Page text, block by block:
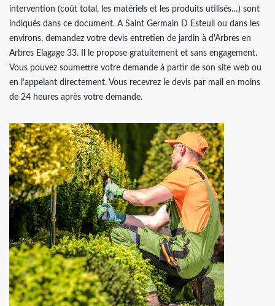
intervention (coût total, les matériels et les produits utilisés…) sont
indiqués dans ce document. A Saint Germain D Esteuil ou dans les
environs, demandez votre devis entretien de jardin à d'Arbres en
Arbres Elagage 33. Il le propose gratuitement et sans engagement.
Vous pouvez soumettre votre demande à partir de son site web ou
en l’appelant directement. Vous recevrez le devis par mail en moins
de 24 heures après votre demande.